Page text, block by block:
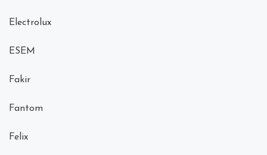
Electrolux
ESEM
Fakir
Fantom
Felix